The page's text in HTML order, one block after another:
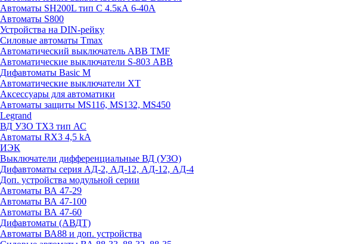
Автоматы SH200L тип С 4.5кА 6-40А
Автоматы S800
Устройства на DIN-рейку
Силовые автоматы Tmax
Автоматический выключатель ABB TMF
Автоматические выключатели S-803 АВВ
Дифавтоматы Basic M
Автоматические выключатели XT
Аксессуары для автоматики
Автоматы защиты MS116, MS132, MS450
Legrand
ВД УЗО TX3 тип АС
Автоматы RX3 4,5 kA
ИЭК
Выключатели дифференциальные ВД (УЗО)
Дифавтоматы серия АД-2, АД-12, АД-12, АД-4
Доп. устройства модульной серии
Автоматы ВА 47-29
Автоматы ВА 47-100
Автоматы ВА 47-60
Дифавтоматы (АВДТ)
Автоматы ВА88 и доп. устройства